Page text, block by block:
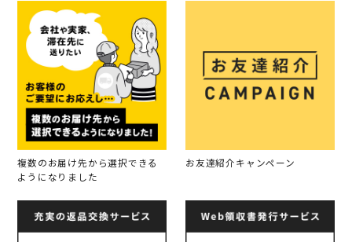
複数のお届け先から選択できる
ようになりました
お友達紹介キャンペーン